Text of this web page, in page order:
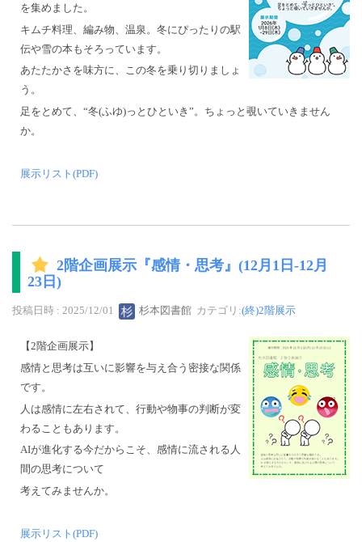
を集めました。
キムチ料理、編み物、温泉。冬にぴったりの駅
伝や雪の本もそろっています。
あたたかさを味方に、この冬を乗り切りましょ
う。
足をとめて、“冬(ふゆ)っとひといき”。ちょっと覗いていきません
か。
展示リスト(PDF)
2階企画展示『感情・思考』(12月1日-12月
23日)
投稿日時 : 2025/12/01 杉本図書館 カテゴリ:(終)2階展示
【2階企画展示】
感情と思考は互いに影響を与え合う密接な関係
です。
人は感情に左右されて、行動や物事の判断が変
わることもあります。
AIが進化する今だからこそ、感情に流される人
間の思考について
考えてみませんか。
展示リスト(PDF)